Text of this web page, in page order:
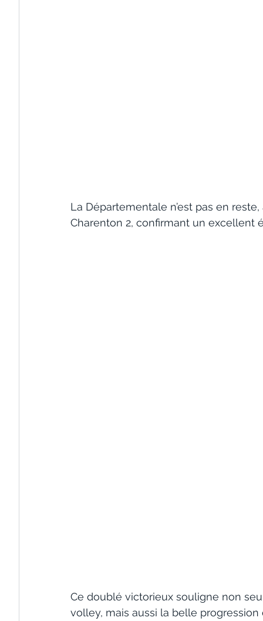
La Départementale n’est pas en
Charenton 2, confirmant un excellent
Ce doublé victorieux souligne non
volley, mais aussi la belle